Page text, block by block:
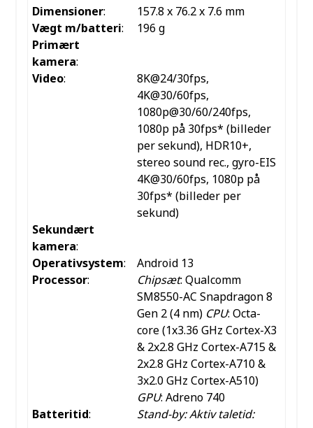
Dimensioner:
157.8 x 76.2 x 7.6 mm
Vægt m/batteri:
196 g
Primært
kamera:
Video:
8K@24/30fps,
4K@30/60fps,
1080p@30/60/240fps,
1080p på 30fps* (billeder
per sekund), HDR10+,
stereo sound rec., gyro-EIS
4K@30/60fps, 1080p på
30fps* (billeder per
sekund)
Sekundært
kamera:
Operativsystem:
Android 13
Processor: Chipsæt: Qualcomm
SM8550-AC Snapdragon 8
Gen 2 (4 nm) CPU: Octa-
core (1x3.36 GHz Cortex-X3
& 2x2.8 GHz Cortex-A715 &
2x2.8 GHz Cortex-A710 &
3x2.0 GHz Cortex-A510)
GPU: Adreno 740
Batteritid: Stand-by:Aktiv taletid: